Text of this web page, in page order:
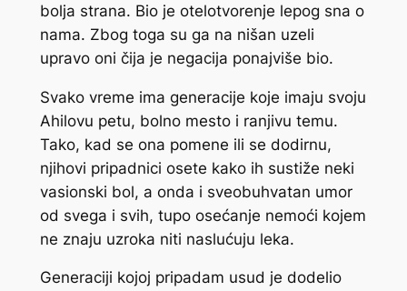
bolja strana. Bio je otelotvorenje lepog sna o
nama. Zbog toga su ga na nišan uzeli
upravo oni čija je negacija ponajviše bio.
Svako vreme ima generacije koje imaju svoju
Ahilovu petu, bolno mesto i ranjivu temu.
Tako, kad se ona pomene ili se dodirnu,
njihovi pripadnici osete kako ih sustiže neki
vasionski bol, a onda i sveobuhvatan umor
od svega i svih, tupo osećanje nemoći kojem
ne znaju uzroka niti naslućuju leka.
Generaciji kojoj pripadam usud je dodelio